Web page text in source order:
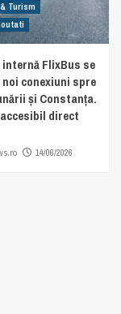
Turism
internă FlixBus se
conexiuni spre
și Constanța.
direct
14/06/2026